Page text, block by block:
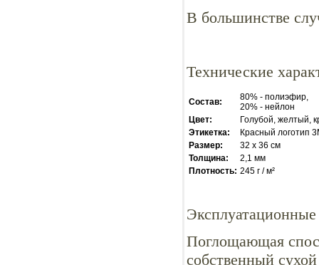
В большинстве
Технические
Состав:
80% - полиэфир,
20% - нейлон
Цвет:
Голубой, желтый,
Этикетка:
Красный логотип
Размер:
32 x 36 см
Толщина:
2,1 мм
Плотность: 245 г / м²
Поглощающая
собственный